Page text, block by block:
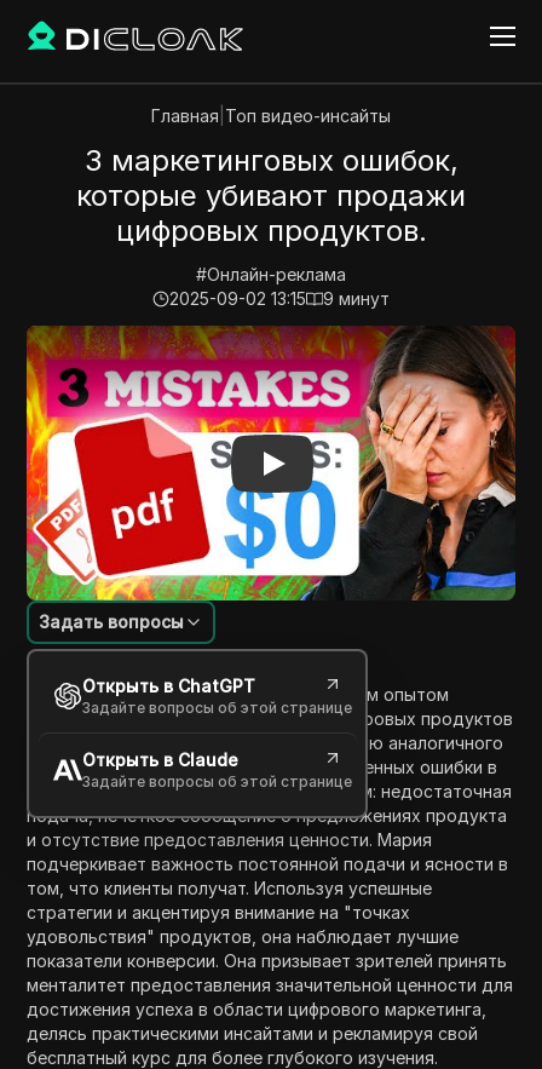
Главная Топ видео-инсайты
3 маркетинговых ошибок,
которые убивают продажи
цифровых продуктов.
#Онлайн-реклама
2025-09-02 13:15
9 минут
Play Video:3 маркетинговых ошибок, которые
Введение в содержание
Задать вопросы
Открыть в ChatGPT
Задайте вопросы об этой странице
Открыть в Claude
Задайте вопросы об этой странице
В этом видео Мария Уэнт делится своим опытом
заработка миллионов на продажах цифровых продуктов
и обучении своих студентов достижению аналогичного
успеха. Она выделяет три распространенных ошибки в
маркетинге, которые мешают продажам: недостаточная
подача, нечеткое сообщение о предложениях продукта
и отсутствие предоставления ценности. Мария
подчеркивает важность постоянной подачи и ясности в
том, что клиенты получат. Используя успешные
стратегии и акцентируя внимание на "точках
удовольствия" продуктов, она наблюдает лучшие
показатели конверсии. Она призывает зрителей принять
менталитет предоставления значительной ценности для
достижения успеха в области цифрового маркетинга,
делясь практическими инсайтами и рекламируя свой
бесплатный курс для более глубокого изучения.